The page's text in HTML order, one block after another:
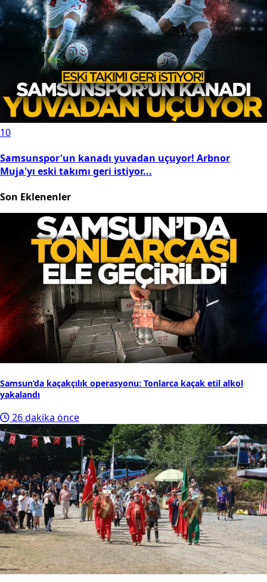
10
Samsunspor'un kanadı yuvadan uçuyor! Arbnor
Muja'yı eski takımı geri istiyor...
Son Eklenenler
Samsun’da kaçakçılık operasyonu: Tonlarca kaçak etil alkol
yakalandı
26 dakika önce